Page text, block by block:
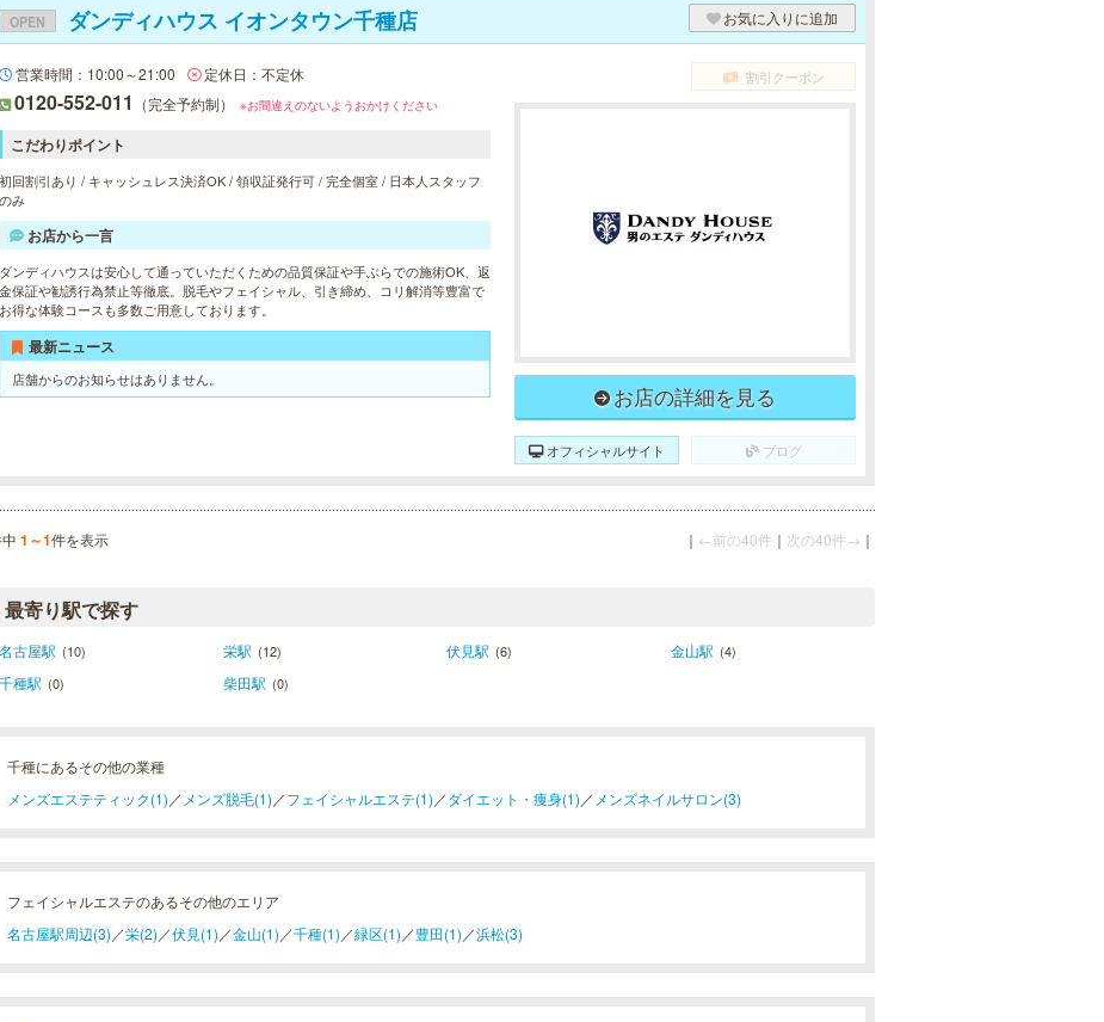
OPEN ダンディハウス イオンタウン千種店 お気に入りに追加
営業時間：10:00～21:00 定休日：不定休
0120-552-011 （完全予約制） ※お間違えのないようおかけください
こだわりポイント
初回割引あり / キャッシュレス決済OK / 領収証発行可 / 完全個室 / 日本人スタッフ
のみ
お店から一言
ダンディハウスは安心して通っていただくための品質保証や手ぶらでの施術OK、返
金保証や勧誘行為禁止等徹底。脱毛やフェイシャル、引き締め、コリ解消等豊富で
お得な体験コースも多数ご用意しております。
最新ニュース
店舗からのお知らせはありません。
割引クーポン
お店の詳細を見る
オフィシャルサイト ブログ
1～1件を表示 ｜ ←前の40件 ｜ 次の40件→ ｜
最寄り駅で探す
名古屋駅 (10) 栄駅 (12) 伏見駅 (6) 金山駅 (4)
千種駅 (0) 柴田駅 (0)
千種にあるその他の業種
メンズエステティック(1) ／ メンズ脱毛(1) ／フェイシャルエステ(1) ／ダイエット・痩身(1) ／ メンズネイルサロン(3)
フェイシャルエステのあるその他のエリア
名古屋駅周辺(3) ／栄(2) ／伏見(1) ／金山(1) ／千種(1) ／緑区(1) ／豊田(1) ／浜松(3)